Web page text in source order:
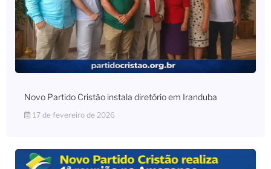
Novo Partido Cristão instala diretório em Iranduba
17 de fevereiro de 2026